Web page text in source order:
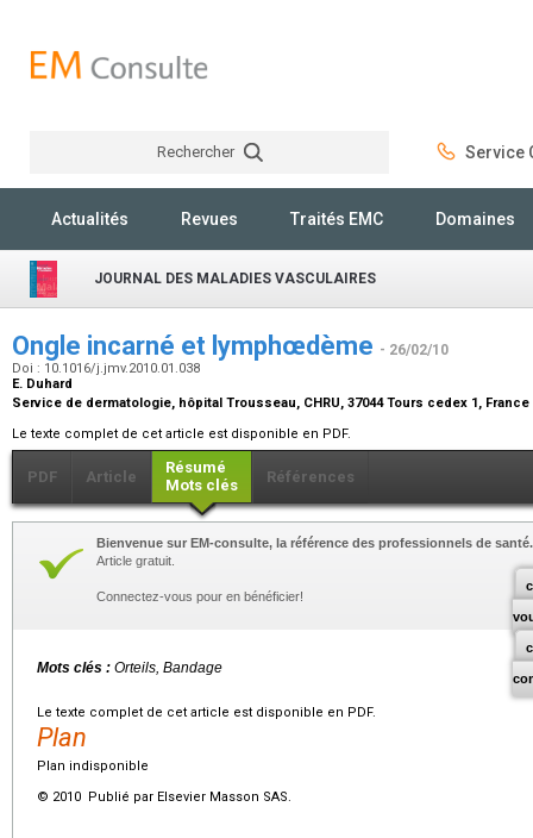
Rechercher Service
Actualités Revues Traités EMC Domaines
JOURNAL DES MALADIES VASCULAIRES
Ongle incarné et lymphœdème - 26/02/10
Doi : 10.1016/j.jmv.2010.01.038
E. Duhard
Service de dermatologie, hôpital Trousseau, CHRU, 37044 Tours cedex 1, France
Le texte complet de cet article est disponible en PDF.
PDF Article
Résumé
Mots clés
Références
Bienvenue sur EM-consulte, la référence des professionnels de santé.
Article gratuit.
Connectez-vous pour en bénéficier!
Mots clés : Orteils, Bandage
Le texte complet de cet article est disponible en PDF.
Plan
Plan indisponible
© 2010 Publié par Elsevier Masson SAS.